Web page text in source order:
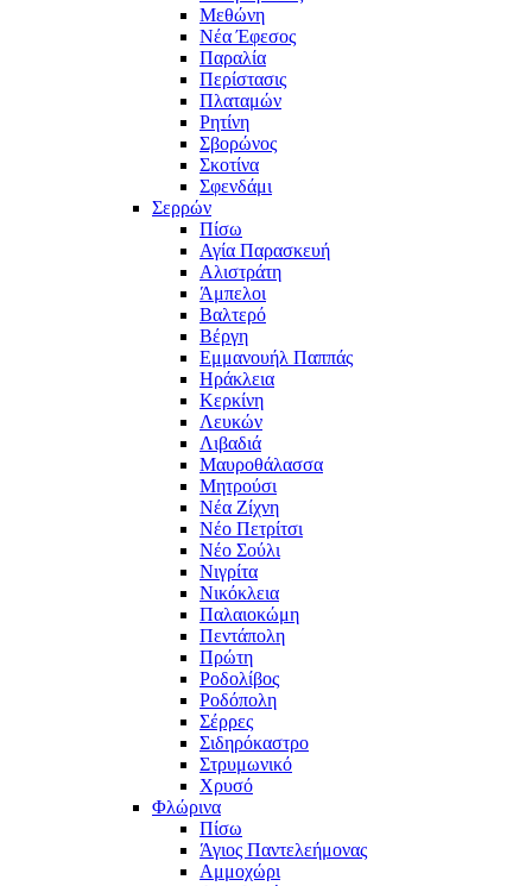
Μεθώνη
Νέα Έφεσος
Παραλία
Περίστασις
Πλαταμών
Ρητίνη
Σβορώνος
Σκοτίνα
Σφενδάμι
Σερρών
Πίσω
Αγία Παρασκευή
Αλιστράτη
Άμπελοι
Βαλτερό
Βέργη
Εμμανουήλ Παππάς
Ηράκλεια
Κερκίνη
Λευκών
Λιβαδιά
Μαυροθάλασσα
Μητρούσι
Νέα Ζίχνη
Νέο Πετρίτσι
Νέο Σούλι
Νιγρίτα
Νικόκλεια
Παλαιοκώμη
Πεντάπολη
Πρώτη
Ροδολίβος
Ροδόπολη
Σέρρες
Σιδηρόκαστρο
Στρυμωνικό
Χρυσό
Φλώρινα
Πίσω
Άγιος Παντελεήμονας
Αμμοχώρι